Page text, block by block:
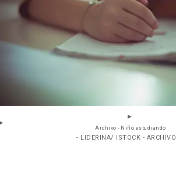
Archivo - Niño estudiando
- LIDERINA/ ISTOCK - ARCHIVO